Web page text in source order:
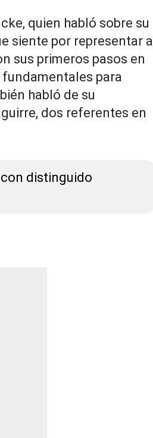
quien habló sobre su
siente por representar a
sus primeros pasos en
para
habló de su
dos referentes en
distinguido